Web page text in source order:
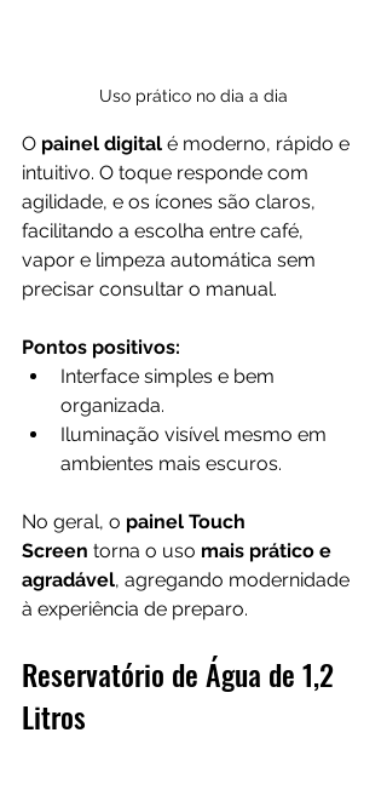
Uso prático no dia a dia
O painel digital é moderno, rápido e
intuitivo. O toque responde com
agilidade, e os ícones são claros,
facilitando a escolha entre café,
vapor e limpeza automática sem
precisar consultar o manual.
Pontos positivos:
Interface simples e bem
organizada.
Iluminação visível mesmo em
ambientes mais escuros.
No geral, o painel Touch
Screen torna o uso mais prático e
agradável, agregando modernidade
à experiência de preparo.
Reservatório de Água de 1,2
Litros